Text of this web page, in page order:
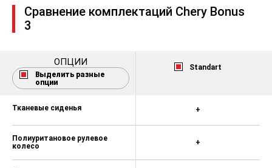
Сравнение комплектаций Chery Bonus
3
ОПЦИИ
Выделить разные
опции
Standart
Тканевые сиденья
Полиуритановое рулевое
колесо
+
+